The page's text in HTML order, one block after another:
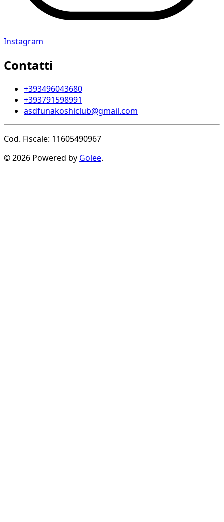
Instagram
Contatti
+393496043680
+393791598991
asdfunakoshiclub@gmail.com
Cod. Fiscale: 11605490967
© 2026 Powered by Golee.